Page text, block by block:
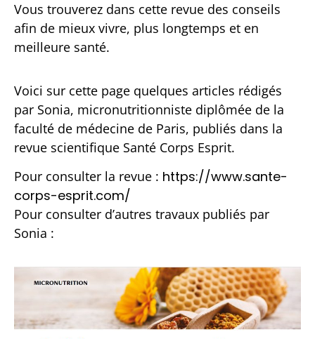
Vous trouverez dans cette revue des conseils
afin de mieux vivre, plus longtemps et en
meilleure santé.
Voici sur cette page quelques articles rédigés
par Sonia, micronutritionniste diplômée de la
faculté de médecine de Paris, publiés dans la
revue scientifique Santé Corps Esprit.
Pour consulter la revue : https://www.sante-
corps-esprit.com/
Pour consulter d’autres travaux publiés par
Sonia :